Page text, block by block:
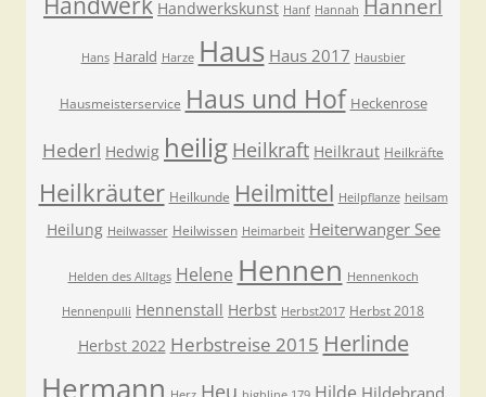
Handwerkskunst Hanf Hannah Hannerl
Hans Harald Harze Haus Haus 2017 Hausbier
Hausmeisterservice Haus und Hof Heckenrose
Hederl Hedwig heilig Heilkraft Heilkraut Heilkräfte
Heilkräuter Heilkunde Heilmittel Heilpflanze heilsam
Heilung Heilwasser Heilwissen Heimarbeit Heiterwanger See
Helden des Alltags Helene Hennen Hennenkoch
Hennenpulli Hennenstall Herbst Herbst2017 Herbst 2018
Herbst 2022 Herbstreise 2015 Herlinde
Hermann Heu